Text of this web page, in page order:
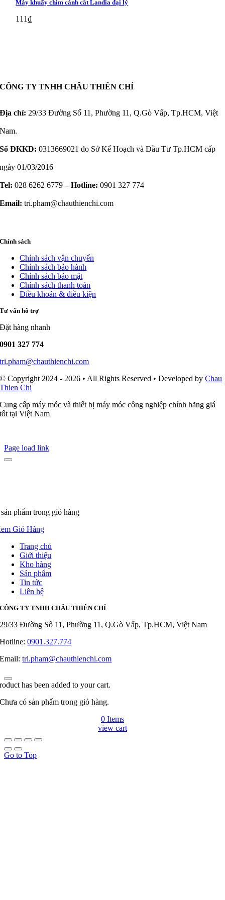
Máy khuấy chìm cánh cắt Landia đại lý
111₫
CÔNG TY TNHH CHÂU THIÊN CHÍ
Địa chỉ: 29/33 Đường Số 11, Phường 11, Q.Gò Vấp, Tp.HCM, Việt
Nam.
Số ĐKKD: 0313669021 do Sở Kế Hoạch và Đầu Tư Tp.HCM cấp
ngày 01/03/2016
Tel: 028 6262 6779 –Hotline: 0901 327 774
Email: tri.pham@chauthienchi.com
Chính sách
Chính sách vận chuyển
Chính sách bảo hành
Chính sách bảo mật
Chính sách thanh toán
Điều khoản & điều kiện
Tư vấn hỗ trợ
Đặt hàng nhanh
0901 327 774
tri.pham@chauthienchi.com
© Copyright 2024 - 2026 • All Rights Reserved • Developed byChau
Thien Chi
Cung cấp máy móc và thiết bị máy móc công nghiệp chính hãng giá
tốt tại Việt Nam
Page load link
phẩm trong giỏ hàng
Giỏ Hàng
Trang chủ
Giới thiệu
Kho hàng
Sản phẩm
Tin tức
Liên hệ
CÔNG TY TNHH CHÂU THIÊN CHÍ
29/33 Đường Số 11, Phường 11, Q.Gò Vấp, Tp.HCM, Việt Nam
Hotline:0901.327.774
Email:tri.pham@chauthienchi.com
has been added to your cart.
Chưa có sản phẩm trong giỏ hàng.
0 Items
view cart
Go to Top